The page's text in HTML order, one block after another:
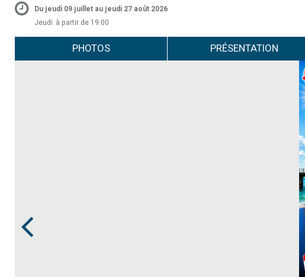
Du jeudi 09 juillet au jeudi 27 août 2026
Jeudi à partir de 19:00
PHOTOS PRÉSENTATION